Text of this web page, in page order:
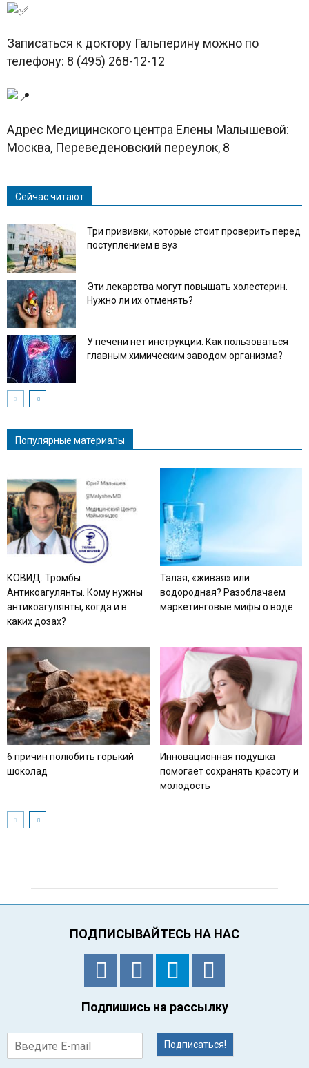
Записаться к доктору Гальперину можно по
телефону: 8 (495) 268-12-12
Адрес Медицинского центра Елены Малышевой:
Москва, Переведеновский переулок, 8
Сейчас читают
Три прививки, которые стоит проверить перед
поступлением в вуз
Эти лекарства могут повышать холестерин.
Нужно ли их отменять?
У печени нет инструкции. Как пользоваться
главным химическим заводом организма?
Популярные материалы
КОВИД. Тромбы.
Антикоагулянты. Кому нужны
антикоагулянты, когда и в
каких дозах?
Талая, «живая» или
водородная? Разоблачаем
маркетинговые мифы о воде
6 причин полюбить горький
шоколад
Инновационная подушка
помогает сохранять красоту и
молодость
ПОДПИСЫВАЙТЕСЬ НА НАС
Подпишись на рассылку
Подписаться!